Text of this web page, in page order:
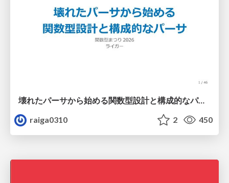
壊れたパーサから始める関数型設計と構成的なパーサ #fp_matsuri
raiga0310
2 450